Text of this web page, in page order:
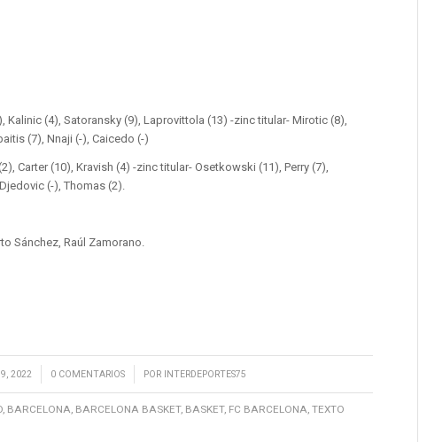
Kalinic (4), Satoransky (9), Laprovittola (13) -zinc titular- Mirotic (8),
(7), Nnaji (-), Caicedo (-)
Carter (10), Kravish (4) -zinc titular- Osetkowski (11), Perry (7),
(-), Thomas (2).
Sánchez, Raúl Zamorano.
2022 0 COMENTARIOS
/ POR INTERDEPORTES75
, BARCELONA BARCELONA BASKET, BASKET, FC BARCELONA TEXTO